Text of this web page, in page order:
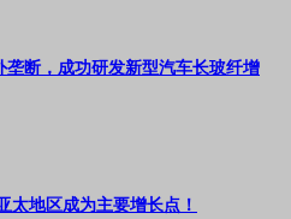
垄断，成功研发新型汽车长玻纤增
太地区成为主要增长点！